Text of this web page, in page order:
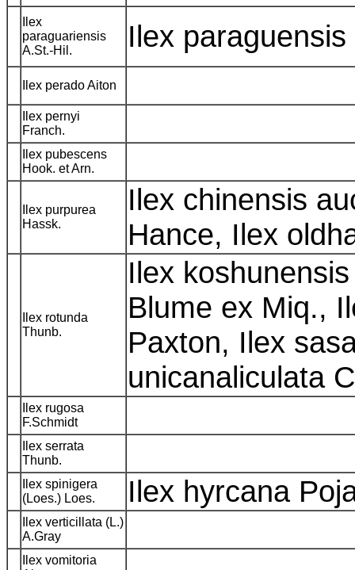
Ilex
paraguariensis
A.St.-Hil.
Ilex
Ilex perado Aiton
Ilex pernyi
Franch.
Ilex pubescens
Hook. et Arn.
Ilex purpurea
Hassk.
Ilex chinensis
Hance, Ilex
Ilex rotunda
Thunb.
Ilex
Blume ex Miq.,
Paxton, Ilex
unicanaliculata
Ilex rugosa
F.Schmidt
Ilex serrata
Thunb.
Ilex spinigera
(Loes.) Loes.
Ilex hyrcana
Ilex verticillata (L.)
A.Gray
Ilex vomitoria